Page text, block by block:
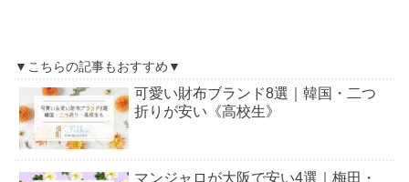
▼こちらの記事もおすすめ▼
可愛い財布ブランド8選｜韓国・二つ
折りが安い《高校生》
マンジャロが大阪で安い4選｜梅田・